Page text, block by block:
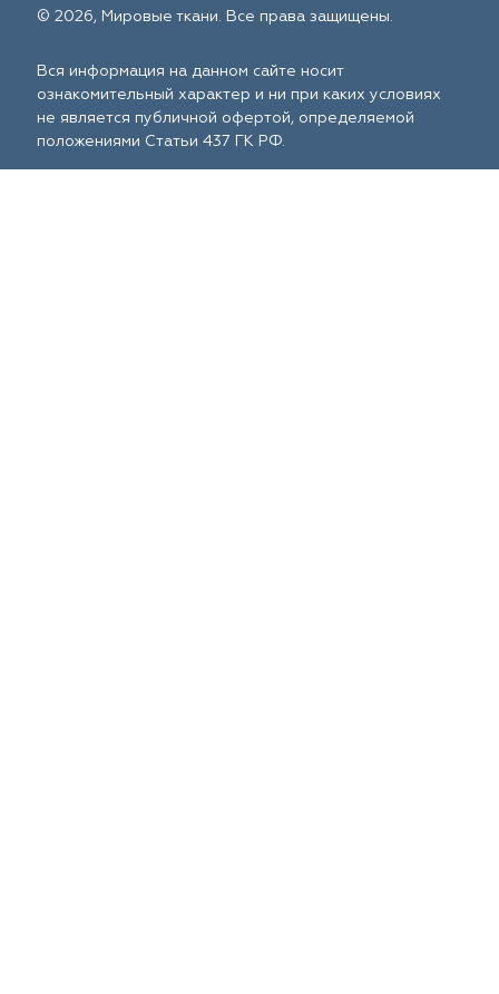
© 2026, Мировые ткани. Все права защищены.
Вся информация на данном сайте носит
ознакомительный характер и ни при каких условиях
не является публичной офертой, определяемой
положениями Статьи 437 ГК РФ.